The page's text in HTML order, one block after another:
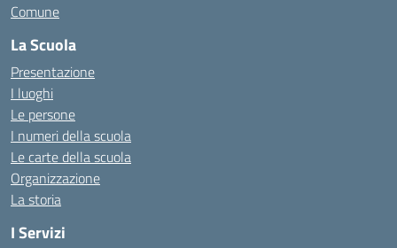
Comune
La Scuola
Presentazione
I luoghi
Le persone
I numeri della scuola
Le carte della scuola
Organizzazione
La storia
I Servizi